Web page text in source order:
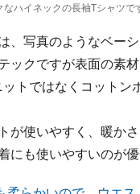
ハイネックの長袖Tシャツで
、写真のようなベー
ックですが表面の素
トではなくコットン
が使いやすく、暖か
にも使いやすいのが優